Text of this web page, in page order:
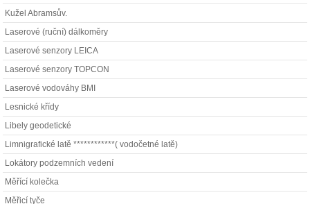
Kužel Abramsův.
Laserové (ruční) dálkoměry
Laserové senzory LEICA
Laserové senzory TOPCON
Laserové vodováhy BMI
Lesnické křídy
Libely geodetické
Limnigrafické latě ************( vodočetné latě)
Lokátory podzemních vedení
Měřící kolečka
Měřicí tyče